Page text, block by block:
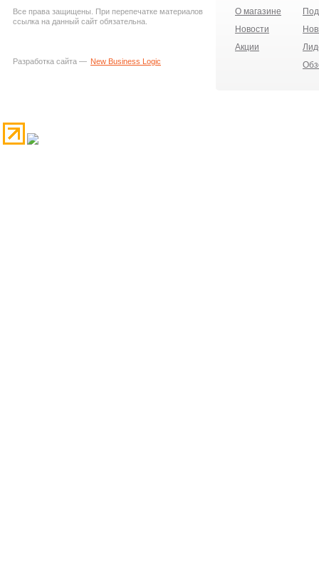
Все права защищены. При перепечатке материалов
ссылка на данный сайт обязательна.
Разработка сайта — New Business Logic
О магазине
Новости
Акции